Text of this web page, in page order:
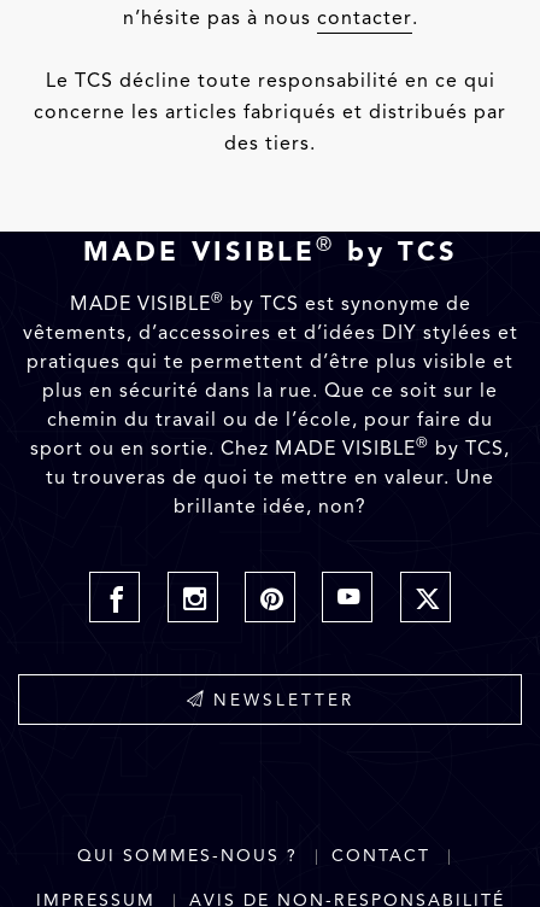
n’hésite pas à nous contacter.
Le TCS décline toute responsabilité en ce qui
concerne les articles fabriqués et distribués par
des tiers.
MADE VISIBLE ® by TCS
MADE VISIBLE® by TCS est synonyme de
vêtements, d’accessoires et d’idées DIY stylées et
pratiques qui te permettent d’être plus visible et
plus en sécurité dans la rue. Que ce soit sur le
chemin du travail ou de l’école, pour faire du
sport ou en sortie. Chez MADE VISIBLE® by TCS,
tu trouveras de quoi te mettre en valeur. Une
brillante idée, non?
NEWSLETTER
QUI SOMMES-NOUS ? CONTACT
IMPRESSUM AVIS DE NON-RESPONSABILITÉ